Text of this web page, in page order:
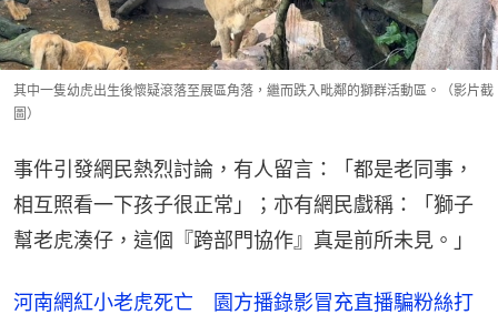
其中一隻幼虎出生後懷疑滾落至展區角落，繼而跌入毗鄰的獅群活動區。（影片截
圖）
事件引發網民熱烈討論，有人留言：「都是老同事，
相互照看一下孩子很正常」；亦有網民戲稱：「獅子
幫老虎湊仔，這個『跨部門協作』真是前所未見。」
河南網紅小老虎死亡 園方播錄影冒充直播騙粉絲打